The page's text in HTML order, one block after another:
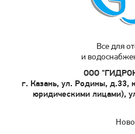
Все для
и
ООО
г. Казань, ул. Родины, д.33,
юридическими лицами),